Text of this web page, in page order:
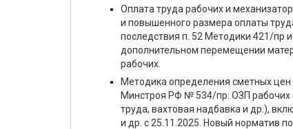
Оплата труда рабочих и
и повышенного размера оплаты
последствия п. 52 Методики 421/пр
дополнительном перемещении
рабочих.
Методика определения сметных цен
Минстроя РФ № 534/пр: ОЗП рабочих
труда, вахтовая надбавка и др.),
и др. с 25.11.2025. Новый норматив